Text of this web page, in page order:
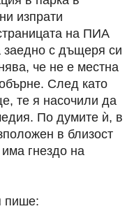
изпрати
на ПИА
заедно с дъщеря си
че не е местна
След като
те я насочили да
По думите ѝ, в
в близост
гнездо на
пише: